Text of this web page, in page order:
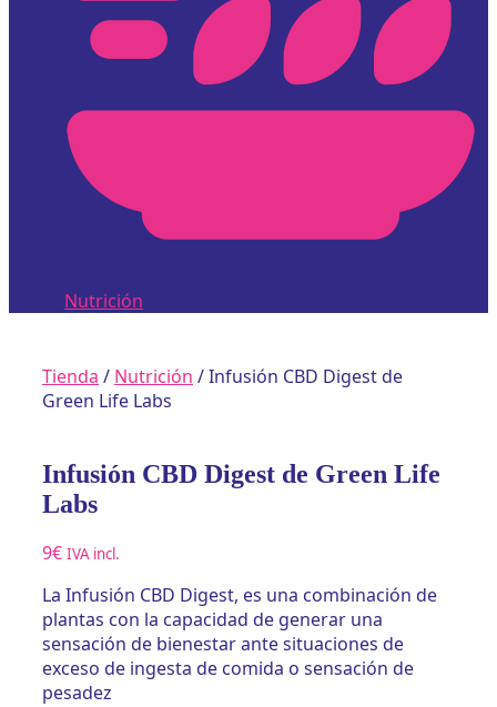
Nutrición
Tienda / Nutrición / Infusión CBD Digest de
Green Life Labs
Infusión CBD Digest de Green Life
Labs
9€ IVA incl.
La Infusión CBD Digest, es una combinación de
plantas con la capacidad de generar una
sensación de bienestar ante situaciones de
exceso de ingesta de comida o sensación de
pesadez